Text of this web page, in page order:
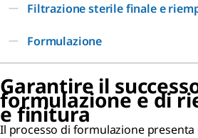
Filtrazione sterile finale e
Formulazione
Garantire il
formulazione e di
e finitura
Il processo di formulazione